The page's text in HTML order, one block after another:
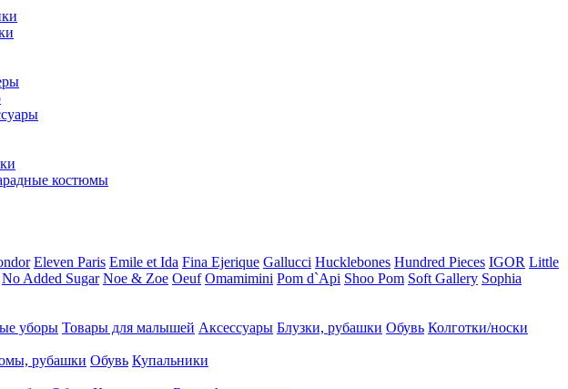
костюмы
Eleven Paris Emile et Ida Fina Ejerique Gallucci Hucklebones Hundred Pieces IGOR Little
No Added Sugar Noe & Zoe Oeuf Omamimini Pom d`Api Shoo Pom Soft Gallery Sophia
уборы Товары для малышей Аксессуары Блузки, рубашки Обувь Колготки/носки
рубашки Обувь Купальники